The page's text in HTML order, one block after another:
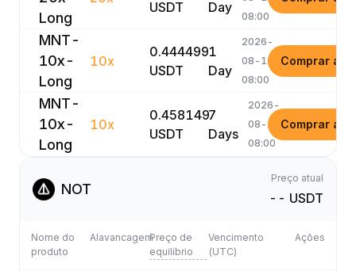
Long
USDT Day
08:00
MNT-
10x-
Long
10x
0.444499
USDT
1
Day
2026-
08-10
08:00
Comprar
MNT-
10x-
Long
10x
0.458149
USDT
7
Days
2026-
08-16
08:00
Comprar
NOT
Preço atual
-- USDT
Nome do
produto
AlavancagemPreço de
equilíbrio
Vencimento
(UTC)
Ações